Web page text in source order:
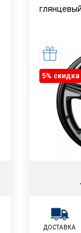
5% cкидка
ДОСТАВКА